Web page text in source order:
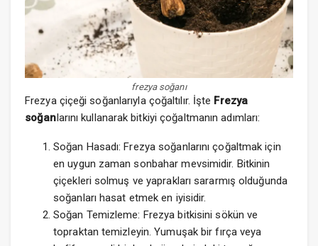
frezya soğanı
Frezya çiçeği soğanlarıyla çoğaltılır. İşte Frezya
soğanlarını kullanarak bitkiyi çoğaltmanın adımları:
Soğan Hasadı: Frezya soğanlarını çoğaltmak için
en uygun zaman sonbahar mevsimidir. Bitkinin
çiçekleri solmuş ve yaprakları sararmış olduğunda
soğanları hasat etmek en iyisidir.
Soğan Temizleme: Frezya bitkisini sökün ve
topraktan temizleyin. Yumuşak bir fırça veya